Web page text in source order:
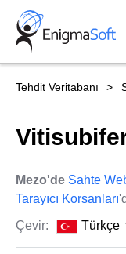
Skip
content
Tehdit Veritabanı
Mezo'de Sahte
Tarayıcı Korsanları
Çevir:
Türkçe